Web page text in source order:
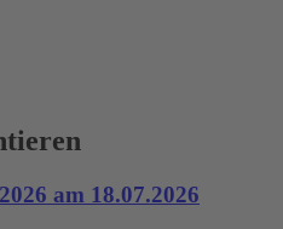
am 18.07.2026